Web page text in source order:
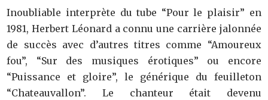
Inoubliable interprète du tube “Pour le plaisir” en
1981, Herbert Léonard a connu une carrière jalonnée
de succès avec d’autres titres comme “Amoureux
fou”, “Sur des musiques érotiques” ou encore
“Puissance et gloire”, le générique du feuilleton
“Chateauvallon”. Le chanteur était devenu